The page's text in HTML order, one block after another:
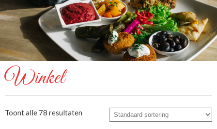
Winkel
Toont alle 78 resultaten